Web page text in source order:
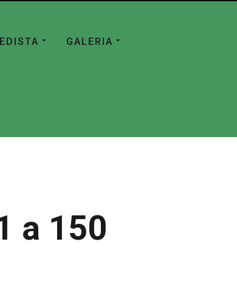
GALERIA
a 150